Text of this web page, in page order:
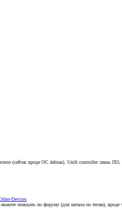
(сейчас вроде ОС debian). Unifi controller лишь ПО,
Devices
поискать по форуму (для начала по тегам),